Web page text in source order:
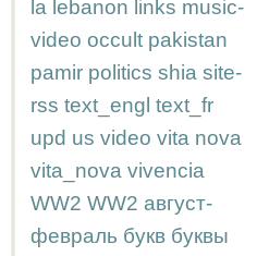
la lebanon links music-
video occult pakistan
pamir politics shia site-
rss text_engl text_fr
upd us video vita nova
vita_nova vivencia
WW2 WW2 август-
февраль букв буквы